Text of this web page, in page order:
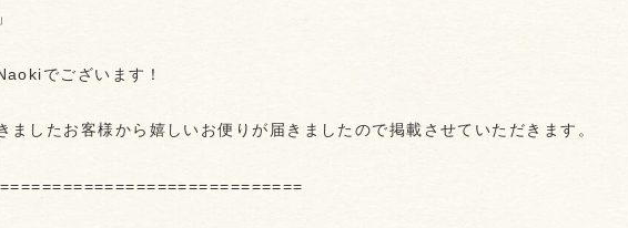
でございます！
ましたお客様から嬉しいお便りが届きましたので掲載させていただきます。